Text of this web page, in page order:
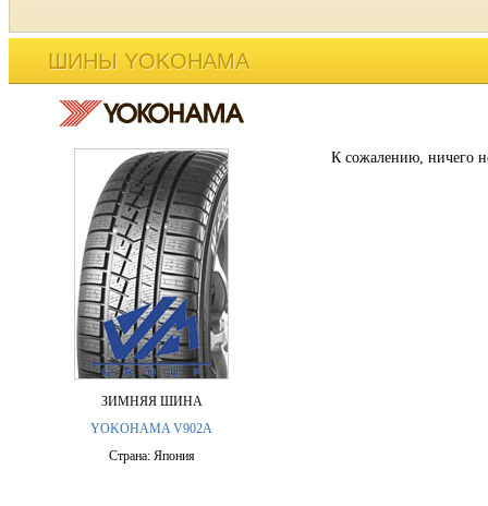
ШИНЫ YOKOHAMA
ЗИМНЯЯ ШИНА
YOKOHAMA V902A
Страна: Япония
К сожалению, ничего